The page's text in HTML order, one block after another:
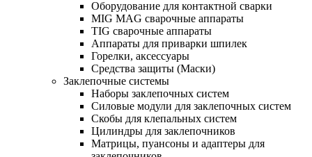
Оборудование для контактной сварки
MIG MAG сварочные аппараты
TIG сварочные аппараты
Аппараты для приварки шпилек
Горелки, аксессуары
Средства защиты (Маски)
Заклепочные системы
Наборы заклепочных систем
Силовые модули для заклепочных систем
Скобы для клепальных систем
Цилиндры для заклепочников
Матрицы, пуансоны и адаптеры для